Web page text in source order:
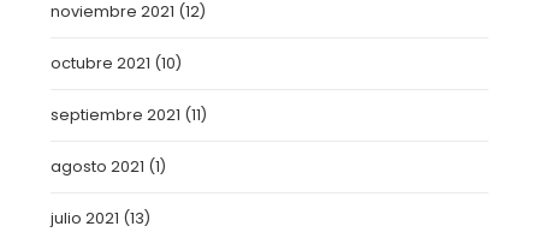
noviembre 2021 (12)
octubre 2021 (10)
septiembre 2021 (11)
agosto 2021 (1)
julio 2021 (13)